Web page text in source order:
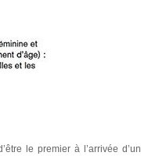
le premier à l’arrivée d’un